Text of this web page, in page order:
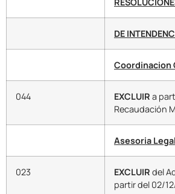
DE
Coordinacion
044 EXCLUIR a
Recaudación
Asesoria
023 EXCLUIR del
partir del 02/